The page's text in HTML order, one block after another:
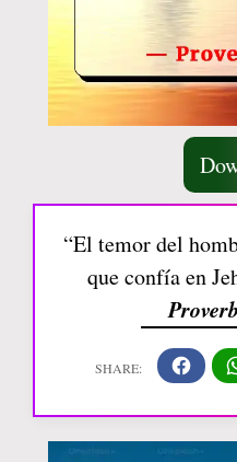
“El temor del
que confía en